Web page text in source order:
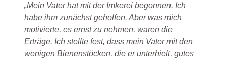
„Mein Vater hat mit der Imkerei begonnen. Ich
habe ihm zunächst geholfen. Aber was mich
motivierte, es ernst zu nehmen, waren die
Erträge. Ich stellte fest, dass mein Vater mit den
wenigen Bienenstöcken, die er unterhielt, gutes